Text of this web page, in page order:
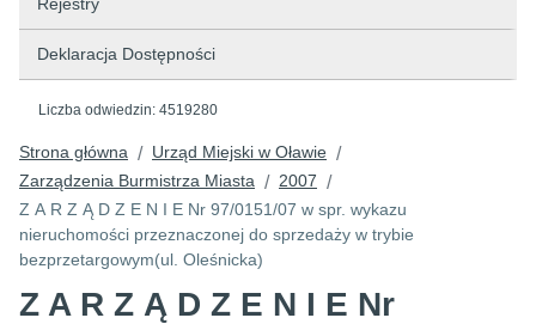
Deklaracja Dostępności
Liczba odwiedzin: 4519280
Strona główna / Urząd Miejski w Oławie /
Zarządzenia Burmistrza Miasta / 2007 /
Z A R Z Ą D Z E N I E Nr 97/0151/07 w spr. wykazu
nieruchomości przeznaczonej do sprzedaży w trybie
bezprzetargowym(ul. Oleśnicka)
Z A R Z Ą D Z E N I E Nr